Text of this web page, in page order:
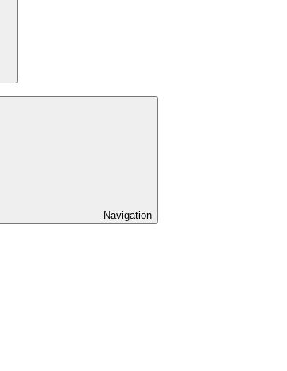
Navigation